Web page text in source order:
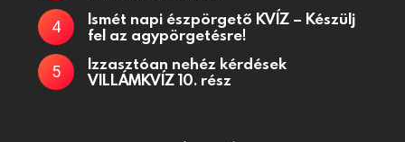
Ismét napi észpörgető KVÍZ – Készülj
fel az agypörgetésre!
Izzasztóan nehéz kérdések
VILLÁMKVÍZ 10. rész